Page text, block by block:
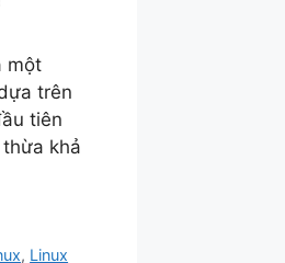
một
trên
tiên
khả
, Linux